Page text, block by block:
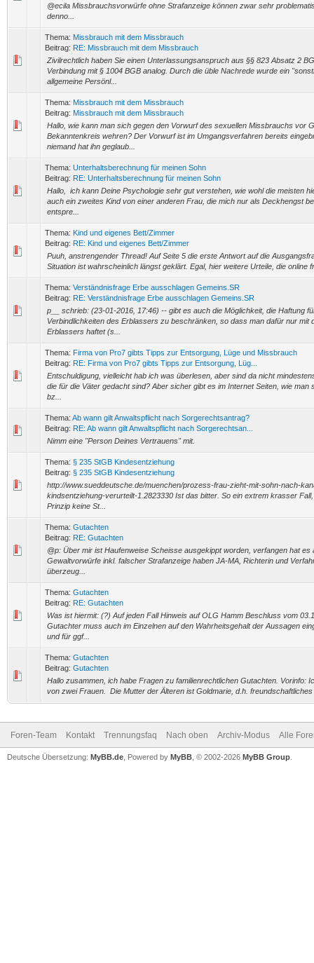
@ecila Missbrauchsvorwürfe ohne Strafanzeige können zwar sehr
denno...
Thema: Missbrauch mit dem Missbrauch
Beitrag: RE: Missbrauch mit dem Missbrauch
Zivilrechtlich haben Sie einen Unterlassungsanspruch aus §§ 823 Absatz 2
Verbindung mit § 1004 BGB analog. Durch die üble Nachrede wurde ein
allgemeine Persönl...
Thema: Missbrauch mit dem Missbrauch
Beitrag: Missbrauch mit dem Missbrauch
Hallo, wie kann man sich gegen den Vorwurf des sexuellen Missbrauchs vor
Bekanntenkreis wehren? Der Vorwurf ist im Umgangsverfahren bereits
niemand hat ihn geglaub...
Thema: Unterhaltsberechnung für meinen Sohn
Beitrag: RE: Unterhaltsberechnung für meinen Sohn
Hallo, ich kann Deine Psychologie sehr gut verstehen, wie wohl die meisten
auch ein zweites Kind von einer anderen Frau, die mich nur als Deckhengst
entspre...
Thema: Kind und eigenes Bett/Zimmer
Beitrag: RE: Kind und eigenes Bett/Zimmer
Puuh, anstrengender Thread! Auf Seite 5 die erste Antwort auf die
Situation ist wahrscheinlich längst geklärt. Egal, hier weitere Urteile, die online
Thema: Verständnisfrage Erbe ausschlagen Gemeins.SR
Beitrag: RE: Verständnisfrage Erbe ausschlagen Gemeins.SR
p__ schrieb: (23-01-2016, 17:46) -- gibt es auch die Möglichkeit, die Haftung
Verbindlichkeiten des Erblassers zu beschränken, so dass man dafür nur mit
Erblassers haftet (s...
Thema: Firma von Pro7 gibts Tipps zur Entsorgung, Lüge und Missbrauch
Beitrag: RE: Firma von Pro7 gibts Tipps zur Entsorgung, Lüg...
Entschuldigung, vielleicht hab ich was überlesen, aber sind da nicht
die für die Väter gedacht sind? Aber sicher gibt es im Internet Seiten, wie man
bz...
Thema: Ab wann gilt Anwaltspflicht nach Sorgerechtsantrag?
Beitrag: RE: Ab wann gilt Anwaltspflicht nach Sorgerechtsan...
Nimm eine "Person Deines Vertrauens" mit.
Thema: § 235 StGB Kindesentziehung
Beitrag: § 235 StGB Kindesentziehung
http://www.sueddeutsche.de/muenchen/prozess-frau-zieht-mit-sohn-nach-
kindsentziehung-verurteilt-1.2823330 Ist das bitter. So ein extrem krasser
Prinzip keine St...
Thema: Gutachten
Beitrag: RE: Gutachten
@p: Über mir ist Haufenweise Scheisse ausgekippt worden, verfangen hat es
Gewaltvorwürfe inkl. falscher Strafanzeige haben JA-MA, Richterin und
überzeug...
Thema: Gutachten
Beitrag: RE: Gutachten
Was ist hiermit: (?) Auf jeden Fall Hinweis auf OLG Hamm Beschluss vom
Gutachter muss auch im Einzelnen auf den Wahrheitsgehalt der Aussagen
und für ggf...
Thema: Gutachten
Beitrag: Gutachten
Hallo zusammen, ich habe Fragen zu familienrechtlichen Gutachten. Vorinfo:
von zwei Frauen. Die Mutter der Älteren ist Goldmarie, d.h.
Foren-Team Kontakt Trennungsfaq Nach oben Archiv-Modus Alle
Deutsche Übersetzung: MyBB.de , Powered by MyBB , © 2002-2026 MyBB Group